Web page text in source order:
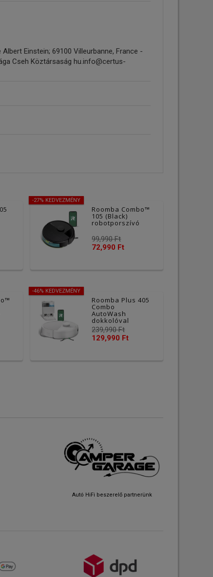
Einstein; 69100 Villeurbanne, France -
Cseh Köztársaság hu.info@certus-
-27% KEDVEZMÉNY
Roomba Combo™
105 (Black)
robotporszívó
99,990 Ft
72,990 Ft
-46% KEDVEZMÉNY
Roomba Plus 405
Combo
AutoWash
dokkolóval
(white)
239,990 Ft
129,990 Ft
Autó HiFi beszerelő partnerünk